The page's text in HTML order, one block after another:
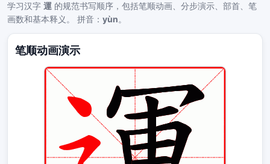
学习汉字 運 的规范书写顺序，包括笔顺动画、分步演示、部首、笔
画数和基本释义。 拼音： yùn。
笔顺动画演示